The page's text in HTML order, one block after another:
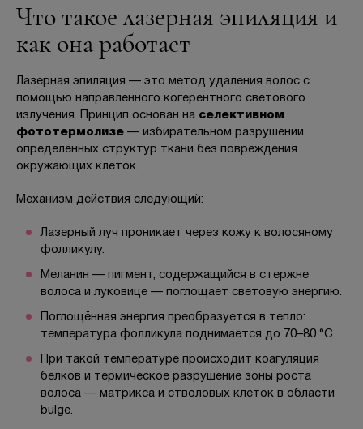
Что такое лазерная эпиляция и
как она работает
Лазерная эпиляция — это метод удаления волос с
помощью направленного когерентного светового
излучения. Принцип основан на селективном
фототермолизе — избирательном разрушении
определённых структур ткани без повреждения
окружающих клеток.
Механизм действия следующий:
Лазерный луч проникает через кожу к волосяному
фолликулу.
Меланин — пигмент, содержащийся в стержне
волоса и луковице — поглощает световую энергию.
Поглощённая энергия преобразуется в тепло:
температура фолликула поднимается до 70–80 °C.
При такой температуре происходит коагуляция
белков и термическое разрушение зоны роста
волоса — матрикса и стволовых клеток в области
bulge.